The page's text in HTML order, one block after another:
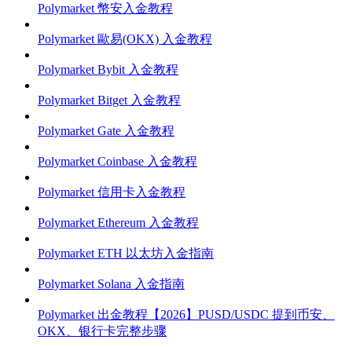
Polymarket 幣安入金教程
Polymarket 歐易(OKX) 入金教程
Polymarket Bybit 入金教程
Polymarket Bitget 入金教程
Polymarket Gate 入金教程
Polymarket Coinbase 入金教程
Polymarket 信用卡入金教程
Polymarket Ethereum 入金教程
Polymarket ETH 以太坊入金指南
Polymarket Solana 入金指南
Polymarket 出金教程【2026】PUSD/USDC 提到币安、
OKX、银行卡完整步骤